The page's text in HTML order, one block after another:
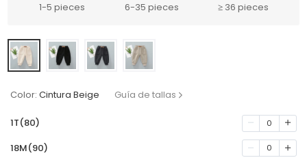
1-5 pieces 6-35 pieces ≥ 36 pieces
Color: Cintura Beige Guía de tallas
1T(80) 0
18M(90) 0